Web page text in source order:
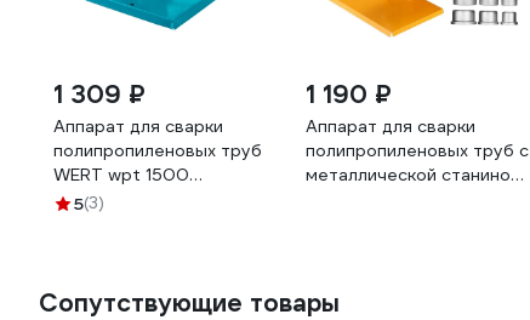
1 309 ₽
Аппарат для сварки
полипропиленовых труб
WERT wpt 1500
w1704.001.00 204458
5(3)
1 190 ₽
Аппарат для сварки
полипропиленовых труб с
металлической станиной
Сопутствующие товары